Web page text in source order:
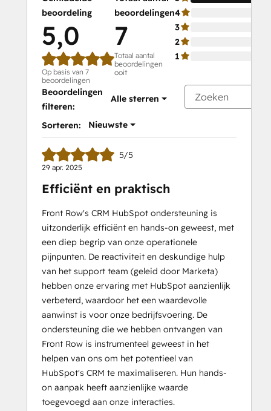
beoordeling
5,0
Op basis van 7
beoordelingen
beoordelingen
7
Totaal aantal
beoordelingen
ooit
4
3
2
1
Beoordelingen
filteren:
Alle sterren
Sorteren: Nieuwste
5/5
29 apr. 2025
Efficiënt en praktisch
Front Row's CRM HubSpot ondersteuning is
uitzonderlijk efficiënt en hands-on geweest, met
een diep begrip van onze operationele
pijnpunten. De reactiviteit en deskundige hulp
van het support team (geleid door Marketa)
hebben onze ervaring met HubSpot aanzienlijk
verbeterd, waardoor het een waardevolle
aanwinst is voor onze bedrijfsvoering. De
ondersteuning die we hebben ontvangen van
Front Row is instrumenteel geweest in het
helpen van ons om het potentieel van
HubSpot's CRM te maximaliseren. Hun hands-
on aanpak heeft aanzienlijke waarde
toegevoegd aan onze interacties.